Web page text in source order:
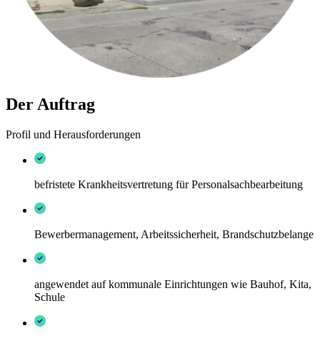
Der Auftrag
Profil und Herausforderungen
befristete Krankheitsvertretung für Personalsachbearbeitung
Bewerbermanagement, Arbeitssicherheit, Brandschutzbelange
angewendet auf kommunale Einrichtungen wie Bauhof, Kita,
Schule